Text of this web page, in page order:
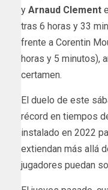
y Arnaud Clement
tras 6 horas y 33
frente a Corentin
horas y 5 minutos),
certamen.
El duelo de este
récord en tiempos
instalado en 2022
extiendan más allá
jugadores puedan